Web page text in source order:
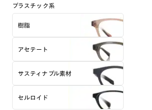
プラスチック系
樹脂
アセテート
サスティナブル素材
セルロイド